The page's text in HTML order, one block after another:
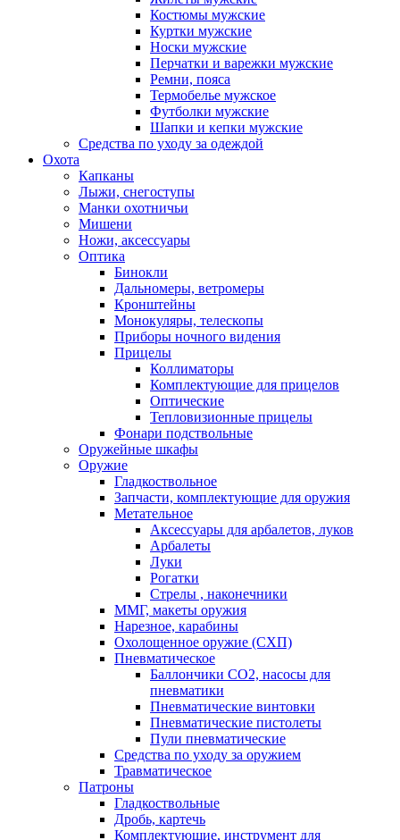
Костюмы мужские
Куртки мужские
Носки мужские
Перчатки и варежки мужские
Ремни, пояса
Термобелье мужское
Футболки мужские
Шапки и кепки мужские
Средства по уходу за одеждой
Охота
Капканы
Лыжи, снегоступы
Манки охотничьи
Мишени
Ножи, аксессуары
Оптика
Бинокли
Дальномеры, ветромеры
Кронштейны
Монокуляры, телескопы
Приборы ночного видения
Прицелы
Коллиматоры
Комплектующие для прицелов
Оптические
Тепловизионные прицелы
Фонари подствольные
Оружейные шкафы
Оружие
Гладкоствольное
Запчасти, комплектующие для оружия
Метательное
Аксессуары для арбалетов, луков
Арбалеты
Луки
Рогатки
Стрелы , наконечники
ММГ, макеты оружия
Нарезное, карабины
Охолощенное оружие (СХП)
Пневматическое
Баллончики СО2, насосы для
пневматики
Пневматические винтовки
Пневматические пистолеты
Пули пневматические
Средства по уходу за оружием
Травматическое
Патроны
Гладкоствольные
Дробь, картечь
Комплектующие, инструмент для